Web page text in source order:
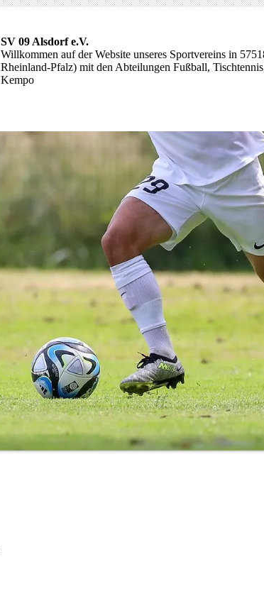
SV 09 Alsdorf e.V.
Willkommen auf der Website unseres Sportvereins in
Rheinland-Pfalz) mit den Abteilungen Fußball,
Kempo